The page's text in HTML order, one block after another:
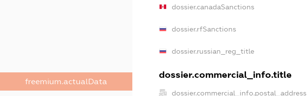
freemium.actualData
dossier.canadaSanctions
dossier.rfSanctions
dossier.russian_reg_title
dossier.commercial_info.title
dossier.commercial_info.postal_address